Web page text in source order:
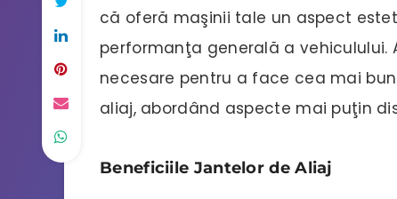
că oferă maşinii tale un aspect
performanţa generală a
necesare pentru a face cea mai
aliaj, abordând aspecte mai puţin
Beneficiile Jantelor de Aliaj